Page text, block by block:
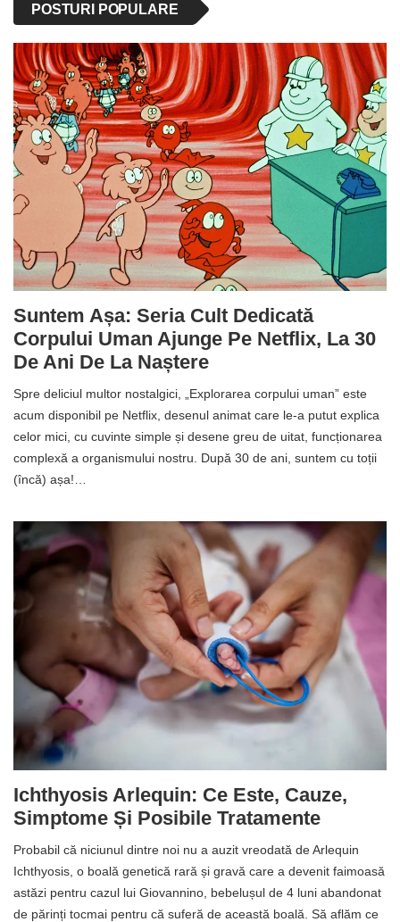
POSTURI POPULARE
Suntem Așa: Seria Cult Dedicată
Corpului Uman Ajunge Pe Netflix, La 30
De Ani De La Naștere
Spre deliciul multor nostalgici, „Explorarea corpului uman” este
acum disponibil pe Netflix, desenul animat care le-a putut explica
celor mici, cu cuvinte simple și desene greu de uitat, funcționarea
complexă a organismului nostru. După 30 de ani, suntem cu toții
(încă) așa!…
Ichthyosis Arlequin: Ce Este, Cauze,
Simptome Și Posibile Tratamente
Probabil că niciunul dintre noi nu a auzit vreodată de Arlequin
Ichthyosis, o boală genetică rară și gravă care a devenit faimoasă
astăzi pentru cazul lui Giovannino, bebelușul de 4 luni abandonat
de părinți tocmai pentru că suferă de această boală. Să aflăm ce